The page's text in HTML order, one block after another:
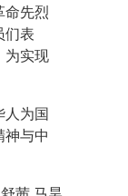
命先烈
们表
为实现
为国
神与中